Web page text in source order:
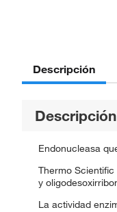
Descripción
Descripción
Endonucleasa
Thermo
y
La actividad